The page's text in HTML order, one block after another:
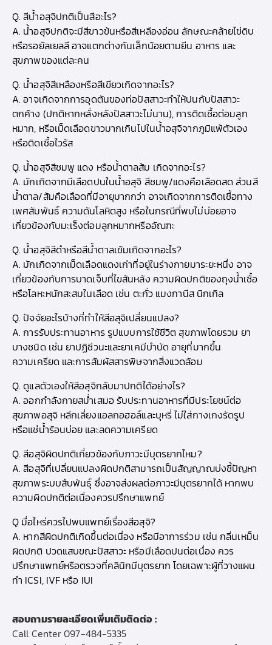
Q. สีน้ำอสุจิปกติเป็นสีอะไร?
A. น้ำอสุจิปกติจะมีสีขาวข้นหรือสีเหลืองอ่อน ลักษณะคล้ายไข่ดิบ
หรือรอยัลเยลลี อาจแตกต่างกันเล็กน้อยตามยีน อาหาร และ
สุขภาพของแต่ละคน
Q. น้ำอสุจิสีเหลืองหรือสีเขียวเกิดจากอะไร?
A. อาจเกิดจากการอุดตันของท่อปัสสาวะทำให้ปนกับปัสสาวะ
ตกค้าง (ปกติหากหลั่งหลังปัสสาวะไม่นาน), การติดเชื้อต่อมลูก
หมาก, หรือเม็ดเลือดขาวมากเกินไปในน้ำอสุจิจากภูมิแพ้ตัวเอง
หรือติดเชื้อไวรัส
Q. น้ำอสุจิสีชมพู แดง หรือน้ำตาลส้ม เกิดจากอะไร?
A. มักเกิดจากมีเลือดปนในน้ำอสุจิ สีชมพู/แดงคือเลือดสด ส่วนสี
น้ำตาล/ส้มคือเลือดที่มีอายุมากกว่า อาจเกิดจากการติดเชื้อทาง
เพศสัมพันธ์ ความดันโลหิตสูง หรือในกรณีที่พบไม่บ่อยอาจ
เกี่ยวข้องกับมะเร็งต่อมลูกหมากหรืออัณฑะ
Q. น้ำอสุจิสีดำหรือสีน้ำตาลเข้มเกิดจากอะไร?
A. มักเกิดจากเม็ดเลือดแดงเก่าที่อยู่ในร่างกายมาระยะหนึ่ง อาจ
เกี่ยวข้องกับการบาดเจ็บที่ไขสันหลัง ความผิดปกติของถุงน้ำเชื้อ
หรือโลหะหนักสะสมในเลือด เช่น ตะกั่ว แมงกานีส นิกเกิล
Q. ปัจจัยอะไรบ้างที่ทำให้สีอสุจิเปลี่ยนแปลง?
A. การรับประทานอาหาร รูปแบบการใช้ชีวิต สุขภาพโดยรวม ยา
บางชนิด เช่น ยาปฏิชีวนะและยาเคมีบำบัด อายุที่มากขึ้น
ความเครียด และการสัมผัสสารพิษจากสิ่งแวดล้อม
Q. ดูแลตัวเองให้สีอสุจิกลับมาปกติได้อย่างไร?
A. ออกกำลังกายสม่ำเสมอ รับประทานอาหารที่มีประโยชน์ต่อ
สุขภาพอสุจิ หลีกเลี่ยงแอลกอฮอล์และบุหรี่ ไม่ใส่กางเกงรัดรูป
หรือแช่น้ำร้อนบ่อย และลดความเครียด
Q. สีอสุจิผิดปกติเกี่ยวข้องกับภาวะมีบุตรยากไหม?
A. สีอสุจิที่เปลี่ยนแปลงผิดปกติสามารถเป็นสัญญาณบ่งชี้ปัญหา
สุขภาพระบบสืบพันธุ์ ซึ่งอาจส่งผลต่อภาวะมีบุตรยากได้ หากพบ
ความผิดปกติต่อเนื่องควรปรึกษาแพทย์
Q มื่อไหร่ควรไปพบแพทย์เรื่องสีอสุจิ?
A. หากสีผิดปกติเกิดขึ้นต่อเนื่อง หรือมีอาการร่วม เช่น กลิ่นเหม็น
ผิดปกติ ปวดแสบขณะปัสสาวะ หรือมีเลือดปนต่อเนื่อง ควร
ปรึกษาแพทย์หรือตรวจที่คลินิกมีบุตรยาก โดยเฉพาะผู้ที่วางแผน
ทำ ICSI, IVF หรือ IUI
สอบถามรายละเอียดเพิ่มเติมติดต่อ :
Call Center097-484-5335